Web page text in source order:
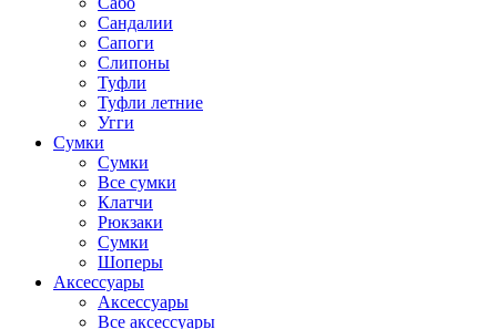
Сандалии
Сапоги
Слипоны
Туфли
Туфли летние
Угги
Сумки
Сумки
Все сумки
Клатчи
Рюкзаки
Сумки
Шоперы
Аксессуары
Аксессуары
Все аксессуары